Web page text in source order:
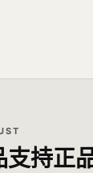
支持正